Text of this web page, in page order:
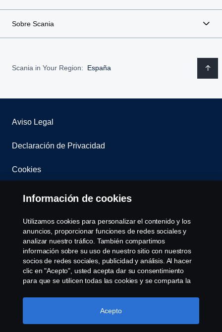
Sobre Scania
Scania in Your Region: España
Aviso Legal
Declaración de Privacidad
Cookies
Contacta con nosotros
Whistleblowing
Governance, Risk & Compliance
Configuración de cookies
Información de cookies
Utilizamos cookies para personalizar el contenido y los
anuncios, proporcionar funciones de redes sociales y
analizar nuestro tráfico. También compartimos
información sobre su uso de nuestro sitio con nuestros
socios de redes sociales, publicidad y análisis. Al hacer
clic en "Acepto", usted acepta dar su consentimiento
para que se utilicen todas las cookies y se comparta la
haciendo clic en "Configuración de cookies" y
seleccionando las categorías que desea aceptar. Para
Acepto